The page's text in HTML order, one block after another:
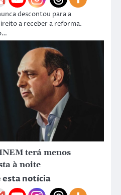
descontou para a
a receber a reforma.
terá menos
à noite
notícia